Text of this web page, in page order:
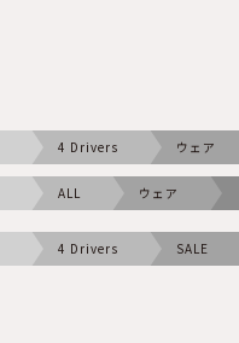
4 Drivers ウェア
ALL ウェア
4 Drivers SALE